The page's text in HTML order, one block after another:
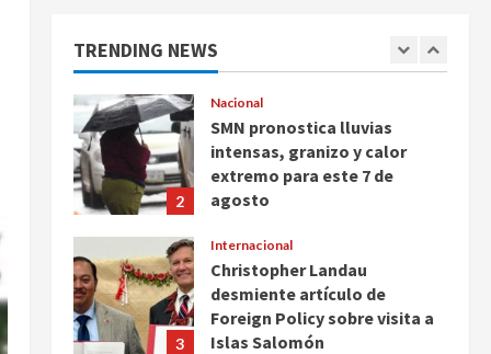
TRENDING NEWS
1
Caliente
2
Nacional
SMN pronostica lluvias
intensas, granizo y calor
extremo para este 7 de
agosto
3
Internacional
Christopher Landau
desmiente artículo de
Foreign Policy sobre visita a
Islas Salomón